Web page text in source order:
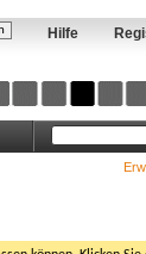
Hilfe